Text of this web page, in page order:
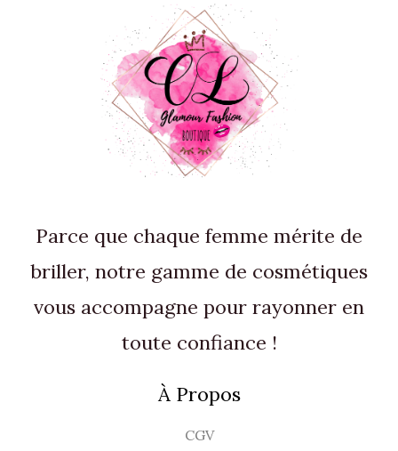
Parce que chaque femme mérite de
briller, notre gamme de cosmétiques
vous accompagne pour rayonner en
toute confiance !
À Propos
CGV